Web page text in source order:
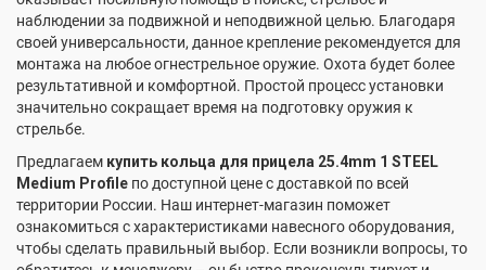
наблюдении за подвижной и неподвижной целью. Благодаря
своей универсальности, данное крепление рекомендуется для
монтажа на любое огнестрельное оружие. Охота будет более
результативной и комфортной. Простой процесс установки
значительно сокращает время на подготовку оружия к
стрельбе.
Предлагаем купить кольца для прицела 25.4mm 1 STEEL
Medium Profile по доступной цене с доставкой по всей
территории России. Наш интернет-магазин поможет
ознакомиться с характеристиками навесного оборудования,
чтобы сделать правильный выбор. Если возникли вопросы, то